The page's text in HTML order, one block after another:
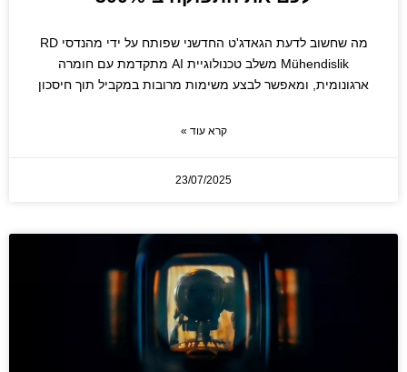
מה שחשוב לדעת הגאדג'ט החדשני שפותח על ידי מהנדסי RD
Mühendislik משלב טכנולוגיית AI מתקדמת עם חומרה
ארגונומית, ומאפשר לבצע משימות מרובות במקביל תוך חיסכון
קרא עוד »
23/07/2025